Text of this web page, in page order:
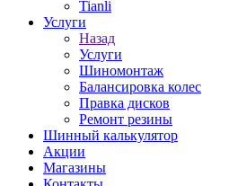
Tianli
Услуги
Назад
Услуги
Шиномонтаж
Балансировка колес
Правка дисков
Ремонт резины
Шинный калькулятор
Акции
Магазины